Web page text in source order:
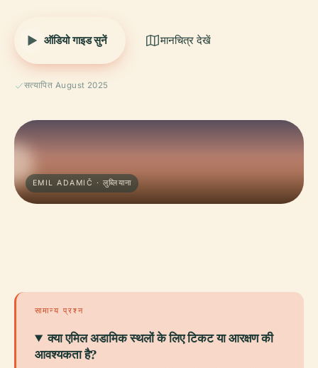
ऑडियो गाइड सुनें मानचित्र देखें
सत्यापित August 2025
EMIL ADAMIČ · लुब्लियाना
सामान्य प्रश्न
क्या एमिल अडामिक स्थलों के लिए टिकट या आरक्षण की
आवश्यकता है?